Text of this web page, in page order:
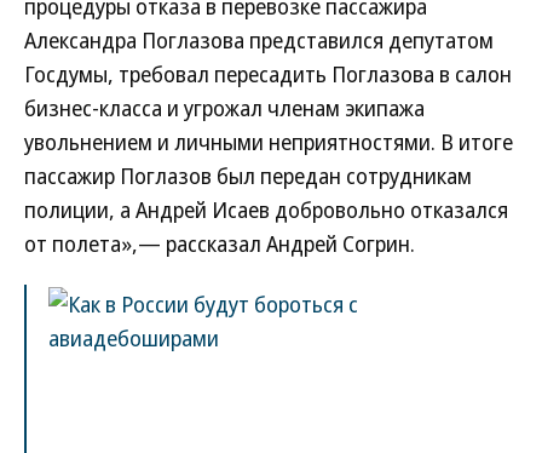
процедуры отказа в перевозке пассажира
Александра Поглазова представился депутатом
Госдумы, требовал пересадить Поглазова в салон
бизнес-класса и угрожал членам экипажа
увольнением и личными неприятностями. В итоге
пассажир Поглазов был передан сотрудникам
полиции, а Андрей Исаев добровольно отказался
от полета»,— рассказал Андрей Согрин.